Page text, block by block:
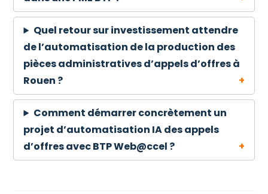
Quel retour sur investissement attendre
de l’automatisation de la production des
pièces administratives d’appels d’offres à
Rouen ?
Comment démarrer concrètement un
projet d’automatisation IA des appels
d’offres avec BTP Web@ccel ?